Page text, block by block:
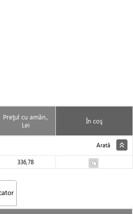
Preţul cu amăn.,
Lei
În coş
Arată
336,78